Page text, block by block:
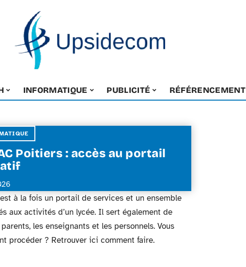
INFORMATIQUE PUBLICITÉ RÉFÉRENCEMENT
Poitiers : accès au portail
à la fois un portail de services et un ensemble
aux activités d’un lycée. Il sert également de
les enseignants et les personnels. Vous
procéder ? Retrouver ici comment faire.